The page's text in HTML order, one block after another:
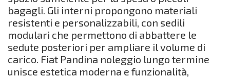
bagagli. Gli interni propongono materiali
resistenti e personalizzabili, con sedili
modulari che permettono di abbattere le
sedute posteriori per ampliare il volume di
carico. Fiat Pandina noleggio lungo termine
unisce estetica moderna e funzionalità,